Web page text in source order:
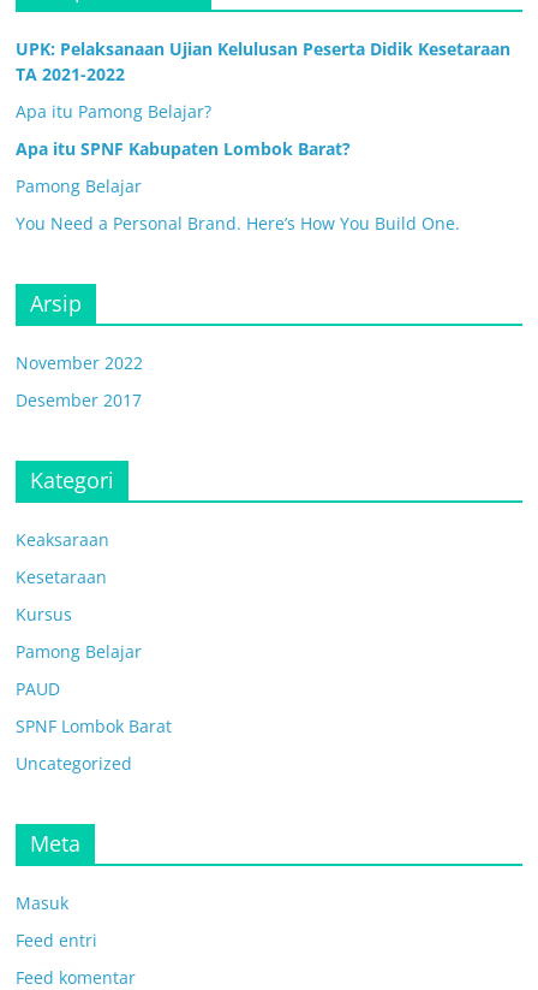
UPK: Pelaksanaan Ujian Kelulusan Peserta Didik Kesetaraan
TA 2021-2022
Apa itu Pamong Belajar?
Apa itu SPNF Kabupaten Lombok Barat?
Pamong Belajar
You Need a Personal Brand. Here’s How You Build One.
Arsip
November 2022
Desember 2017
Kategori
Keaksaraan
Kesetaraan
Kursus
Pamong Belajar
PAUD
SPNF Lombok Barat
Uncategorized
Meta
Masuk
Feed entri
Feed komentar